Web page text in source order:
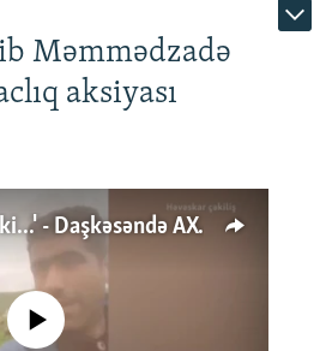
Məmmədzadə
aksiyası
'Məni təpiklədilər ki...' - Daşkəsəndə AXCP fəalının yaxınları onun həbsinə etiraz edirlər
currently available